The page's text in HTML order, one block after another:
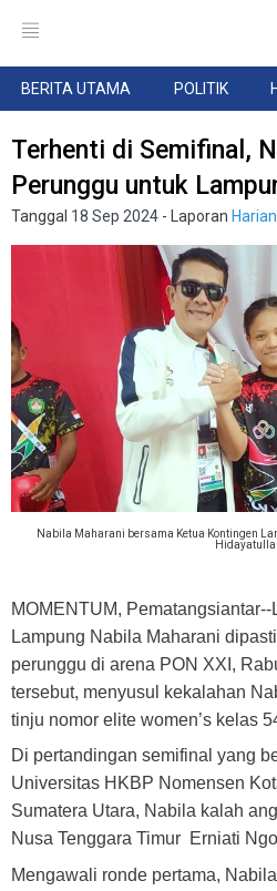
BERITA UTAMA POLITIK
Terhenti di Semifinal,
Perunggu untuk
Tanggal 18 Sep 2024 - Laporan
Nabila Maharani bersama Ketua Kontingen
MOMENTUM, Pematangsiantar--
Lampung Nabila Maharani
perunggu di arena PON XXI,
tersebut, menyusul kekalahan
tinju nomor elite women’s kelas
Di pertandingan semifinal yang
Universitas HKBP Nomensen
Sumatera Utara, Nabila kalah
Nusa Tenggara Timur Erniati
Mengawali ronde pertama,